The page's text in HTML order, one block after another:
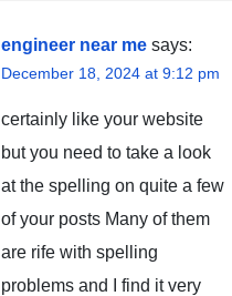
engineer near me says:
December 18, 2024 at 9:12 pm
certainly like your website
but you need to take a look
at the spelling on quite a few
of your posts Many of them
are rife with spelling
problems and I find it very